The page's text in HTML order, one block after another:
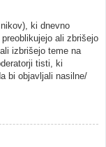
ki dnevno
ali zbrišejo
izbrišejo teme na
tisti, ki
bi objavljali nasilne/